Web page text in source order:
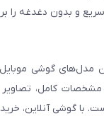
و بدون دغدغه را
مدل‌های گوشی
کامل، تصاویر
با گوشی آنلاین،